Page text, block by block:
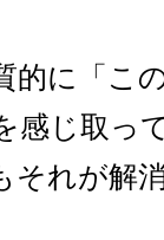
的に「こ
感じ取っ
それが解